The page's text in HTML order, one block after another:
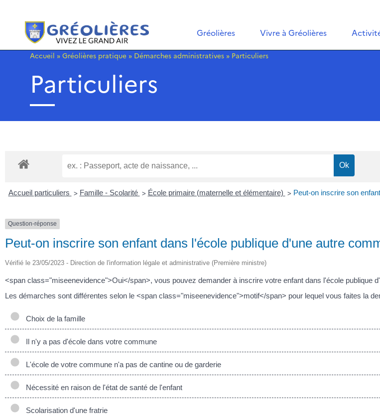
Gréolières Vivre à Gréolières
Accueil » Gréolières pratique » Démarches administratives » Particuliers
Particuliers
Accueil particuliers > Famille - Scolarité > École primaire (maternelle et élémentaire) > Peut-on inscrire son
Question-réponse
Peut-on inscrire son enfant dans l'école publique d'une autre
Vérifié le 23/05/2023 - Direction de l'information légale et administrative (Première ministre)
<span class="miseenevidence">Oui</span>, vous pouvez demander à inscrire votre enfant dans l'école publique
Les démarches sont différentes selon le <span class="miseenevidence">motif</span> pour lequel vous faites la
Choix de la famille
Il n'y a pas d'école dans votre commune
L'école de votre commune n'a pas de cantine ou de garderie
Nécessité en raison de l'état de santé de l'enfant
Scolarisation d'une fratrie